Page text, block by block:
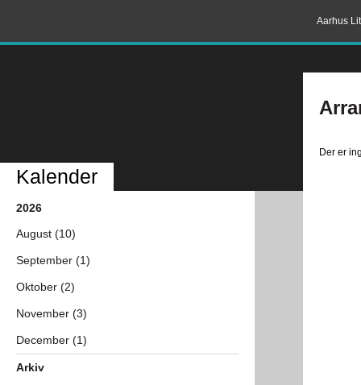
Aarhus
Der er
Kalender
2026
August (10)
September (1)
Oktober (2)
November (3)
December (1)
Arkiv